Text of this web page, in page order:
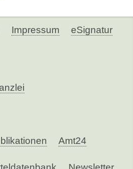
Impressum eSignatur
Amt24